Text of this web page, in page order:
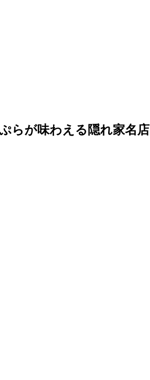
らが味わえる隠れ家名店